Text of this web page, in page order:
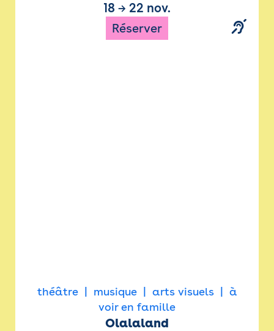
18 → 22 nov.
Réserver
théâtre musique arts visuels
à
voir en famille
Olalaland